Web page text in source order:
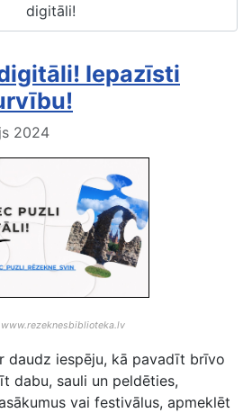
digitāli!
Iepazīsti
2024
www.rezeknesbiblioteka.lv
daudz iespēju, kā pavadīt brīvo
dabu, sauli un peldēties,
vai festivālus, apmeklēt